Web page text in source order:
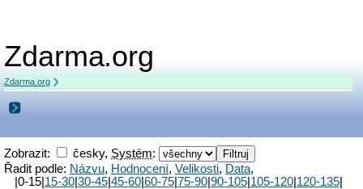
Zdarma.org
Zdarma.org
Zobrazit: česky, Systém:
Řadit podle: Názvu, Hodnocení, Velikosti, Data,
|0-15| 15-30| 30-45| 45-60| 60-75| 75-90| 90-105| 105-120| 120-135|